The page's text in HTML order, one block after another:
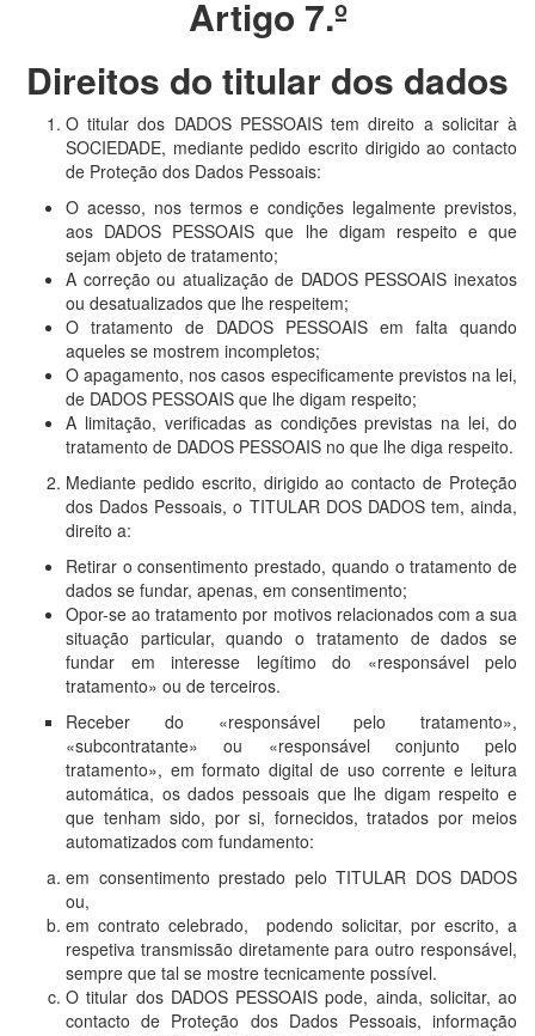
Artigo 7.º
Direitos do titular dos dados
O titular dos DADOS PESSOAIS tem direito a solicitar à
SOCIEDADE, mediante pedido escrito dirigido ao contacto
de Proteção dos Dados Pessoais:
O acesso, nos termos e condições legalmente previstos,
aos DADOS PESSOAIS que lhe digam respeito e que
sejam objeto de tratamento;
A correção ou atualização de DADOS PESSOAIS inexatos
ou desatualizados que lhe respeitem;
O tratamento de DADOS PESSOAIS em falta quando
aqueles se mostrem incompletos;
O apagamento, nos casos especificamente previstos na lei,
de DADOS PESSOAIS que lhe digam respeito;
A limitação, verificadas as condições previstas na lei, do
tratamento de DADOS PESSOAIS no que lhe diga respeito.
Mediante pedido escrito, dirigido ao contacto de Proteção
dos Dados Pessoais, o TITULAR DOS DADOS tem, ainda,
direito a:
Retirar o consentimento prestado, quando o tratamento de
dados se fundar, apenas, em consentimento;
Opor-se ao tratamento por motivos relacionados com a sua
situação particular, quando o tratamento de dados se
fundar em interesse legítimo do «responsável pelo
tratamento» ou de terceiros.
Receber do «responsável pelo tratamento»,
«subcontratante» ou «responsável conjunto pelo
tratamento», em formato digital de uso corrente e leitura
automática, os dados pessoais que lhe digam respeito e
que tenham sido, por si, fornecidos, tratados por meios
automatizados com fundamento:
em consentimento prestado pelo TITULAR DOS DADOS
ou,
em contrato celebrado, podendo solicitar, por escrito, a
respetiva transmissão diretamente para outro responsável,
sempre que tal se mostre tecnicamente possível.
O titular dos DADOS PESSOAIS pode, ainda, solicitar, ao
contacto de Proteção dos Dados Pessoais, informação